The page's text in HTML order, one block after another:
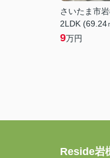
さいたま市
2LDK (69.24
9万円
Reside岩